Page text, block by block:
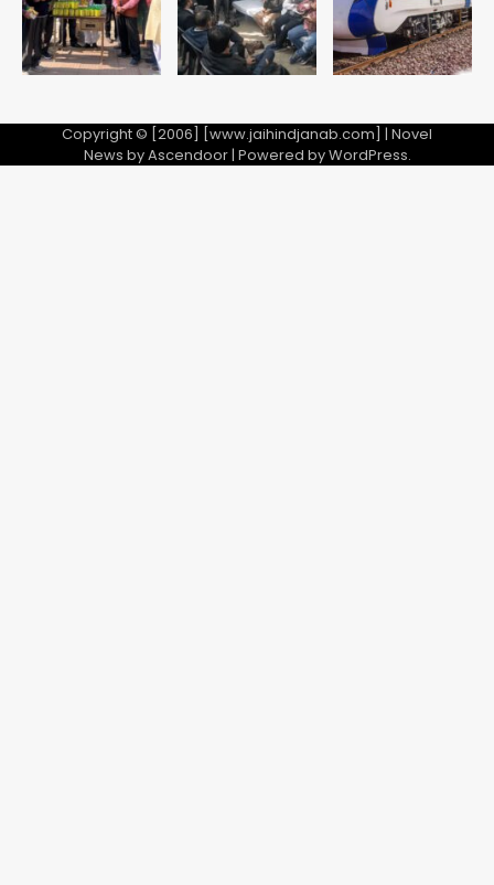
Copyright © [2006] [www.jaihindjanab.com] | Novel
News byAscendoor| Powered byWordPress.